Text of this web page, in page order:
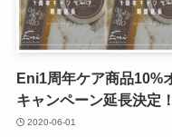
Eni1周年ケア商品10%
キャンペーン延長決定
2020-06-01